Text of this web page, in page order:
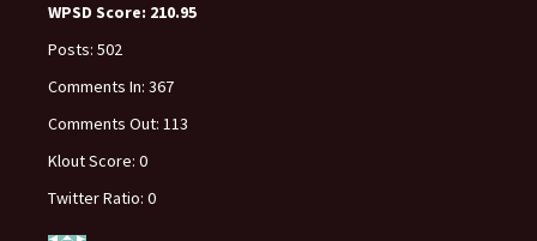
WPSD Score: 210.95
Posts: 502
Comments In: 367
Comments Out: 113
Klout Score: 0
Twitter Ratio: 0